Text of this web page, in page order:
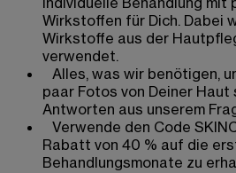
Wirkstoffen für Dich. Dabei
Wirkstoffe aus der
verwendet.
Alles, was wir benötigen,
paar Fotos von Deiner Haut
Antworten aus unserem
Verwende den Code
Rabatt von 40 % auf die
Behandlungsmonate zu